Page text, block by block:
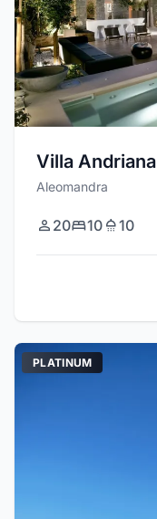
Villa Andriana
Aleomandra
20 10 10
PLATINUM